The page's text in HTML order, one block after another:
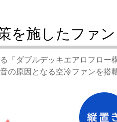
を施したファ
「ダブルデッキエアロフロー
の原因となる空冷ファンを搭